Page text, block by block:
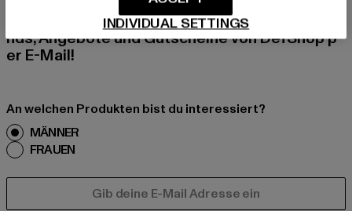
erhalte künftig Informationen über aktuelle Tre
nds, Angebote und Gutscheine von DefShop p
er E-Mail!
An welchen Produkten bist du interessiert?
MÄNNER
FRAUEN
INDIVIDUAL SETTINGS